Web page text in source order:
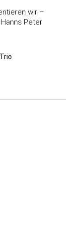
wir –
Peter